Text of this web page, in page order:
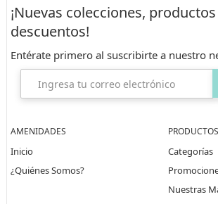
¡Nuevas colecciones,
descuentos!
Entérate primero al suscribirte a nuestro
AMENIDADES
Inicio
¿Quiénes Somos?
PRODUCTOS
Categorías
Nuestras